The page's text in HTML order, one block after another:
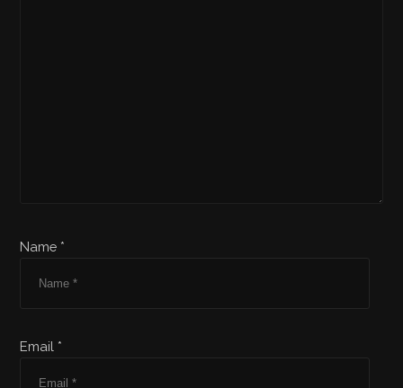
Name *
Email *